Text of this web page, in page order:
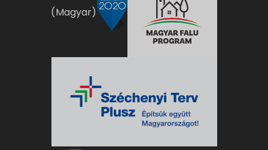
(Magyar)